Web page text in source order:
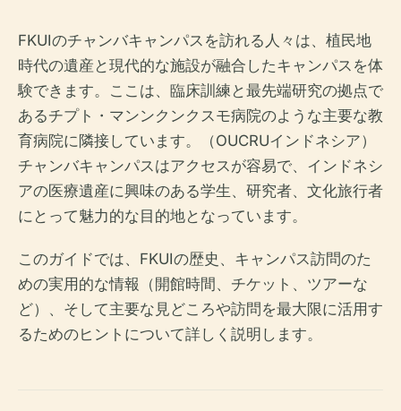
FKUIのチャンバキャンパスを訪れる人々は、植民地
時代の遺産と現代的な施設が融合したキャンパスを体
験できます。ここは、臨床訓練と最先端研究の拠点で
あるチプト・マンンクンクスモ病院のような主要な教
育病院に隣接しています。（OUCRUインドネシア）
チャンバキャンパスはアクセスが容易で、インドネシ
アの医療遺産に興味のある学生、研究者、文化旅行者
にとって魅力的な目的地となっています。
このガイドでは、FKUIの歴史、キャンパス訪問のた
めの実用的な情報（開館時間、チケット、ツアーな
ど）、そして主要な見どころや訪問を最大限に活用す
るためのヒントについて詳しく説明します。